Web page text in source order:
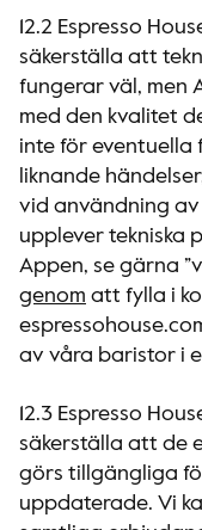
12.2 Espresso
säkerställa att
fungerar väl, men
med den kvalitet
inte för
liknande
vid användning av
upplever tekniska
Appen, se gärna
genom att fylla i
av våra baristor i
12.3 Espresso
säkerställa att de
görs tillgängliga
uppdaterade. Vi